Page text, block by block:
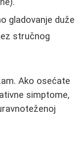
gladovanje duže
stručnog
Ako osećate
simptome,